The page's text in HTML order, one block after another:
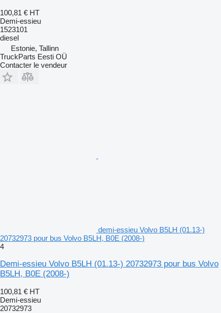
100,81 € HT
Demi-essieu
1523101
diesel
Estonie, Tallinn
TruckParts Eesti OÜ
Contacter le vendeur
demi-essieu Volvo B5LH (01.13-)
20732973 pour bus Volvo B5LH, B0E (2008-)
4
Demi-essieu Volvo B5LH (01.13-) 20732973 pour bus Volvo
B5LH, B0E (2008-)
100,81 € HT
Demi-essieu
20732973